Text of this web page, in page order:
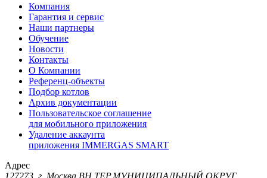
Компания
Гарантия и сервис
Наши партнеры
Обучение
Новости
Контакты
О Компании
Референц-объекты
Подбор котлов
Архив документации
Пользовательское соглашение
для мобильного приложения
Удаление аккаунта
приложения IMMERGAS SMART
Адрес
127273, г. Москва ВН.ТЕР.МУНИЦИПАЛЬНЫЙ ОКРУГ